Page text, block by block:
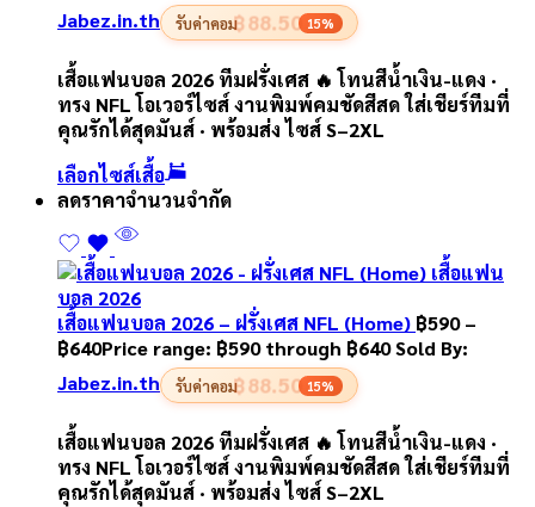
Jabez.in.th
รับค่าคอม฿88.50 15%
เสื้อแฟนบอล 2026 ทีมฝรั่งเศส 🔥 โทนสีน้ำเงิน-แดง ·
ทรง NFL โอเวอร์ไซส์ งานพิมพ์คมชัดสีสด ใส่เชียร์ทีมที่
คุณรักได้สุดมันส์ · พร้อมส่ง ไซส์ S–2XL
เลือกไซส์เสื้อ
ลดราคาจำนวนจำกัด
เสื้อแฟนบอล 2026 – ฝรั่งเศส NFL (Home) ฿590 –
฿640Price range: ฿590 through ฿640Sold By:
Jabez.in.th
รับค่าคอม฿88.50 15%
เสื้อแฟนบอล 2026 ทีมฝรั่งเศส 🔥 โทนสีน้ำเงิน-แดง ·
ทรง NFL โอเวอร์ไซส์ งานพิมพ์คมชัดสีสด ใส่เชียร์ทีมที่
คุณรักได้สุดมันส์ · พร้อมส่ง ไซส์ S–2XL